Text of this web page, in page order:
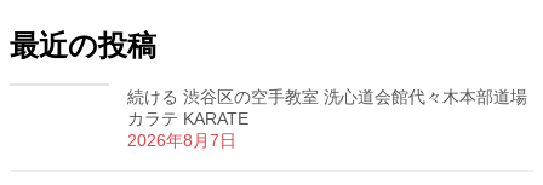
最近の投稿
続ける 渋谷区の空手教室 洗心道会館代々木本部道場
カラテ KARATE
2026年8月7日